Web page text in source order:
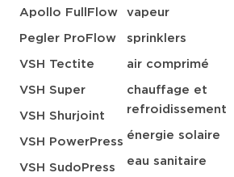
Apollo FullFlow
Pegler ProFlow
VSH Tectite
VSH Super
VSH Shurjoint
VSH PowerPress
VSH SudoPress
vapeur
sprinklers
air comprimé
chauffage et
refroidissement
énergie solaire
eau sanitaire